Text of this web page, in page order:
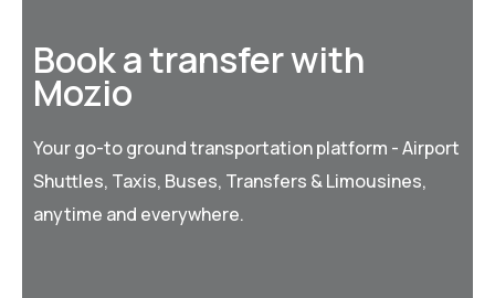
Book a transfer with
Mozio
Your go-to ground transportation platform - Airport
Shuttles, Taxis, Buses, Transfers & Limousines,
anytime and everywhere.